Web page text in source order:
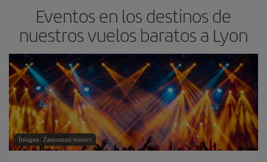
Eventos en los destinos de
nuestros vuelos baratos a Lyon
Imagen: Zamrznuti tonovi